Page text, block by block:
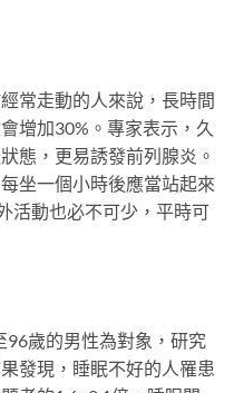
走動的人來說，長時間
增加30%。專家表示，久
態，更易誘發前列腺炎。
坐一個小時後應當站起來
活動也必不可少，平時可
歲的男性為對象，研究
發現，睡眠不好的人罹患